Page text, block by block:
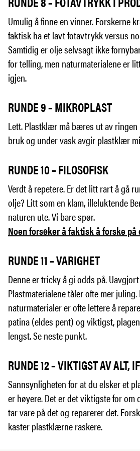
Umulig å finne en vinner. Forskerne
faktisk ha et lavt fotavtrykk versus
Samtidig er olje selvsagt ikke
for telling, men naturmaterialene er
igjen.
RUNDE 9 – MIKROPLAST
Lett. Plastklær må bæres ut av ringen
bruk og under vask avgir plastklær
RUNDE 10 – FILOSOFISK
Verdt å repetere. Er det litt rart å gå
olje? Litt som en klam, illeluktende
naturen ute. Vi bare spør.
Noen forsøker å faktisk å forske på
RUNDE 11 – VARIGHET
Denne er tricky å gi odds på.
Plastmaterialene tåler ofte mer juling.
naturmaterialer er ofte lettere å
patina (eldes pent) og viktigst,
lengst. Se neste punkt.
RUNDE 12 – VIKTIGST AV ALT,
Sannsynligheten for at du elsker et
er høyere. Det er det viktigste for om
tar vare på det og reparerer det.
kaster plastklærne raskere.